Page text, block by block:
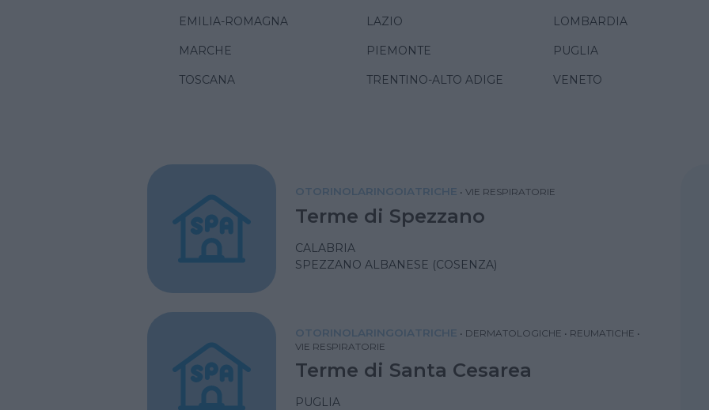
EMILIA-ROMAGNA LAZIO LOMBARDIA
MARCHE PIEMONTE PUGLIA
TOSCANA TRENTINO-ALTO ADIGE VENETO
OTORINOLARINGOIATRICHE • VIE RESPIRATORIE
Terme di Spezzano
CALABRIA
SPEZZANO ALBANESE (COSENZA)
OTORINOLARINGOIATRICHE • DERMATOLOGICHE • REUMATICHE •
VIE RESPIRATORIE
Terme di Santa Cesarea
PUGLIA